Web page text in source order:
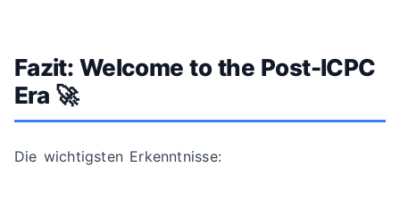
Fazit: Welcome to the Post-ICPC
Era 🚀
Die wichtigsten Erkenntnisse: